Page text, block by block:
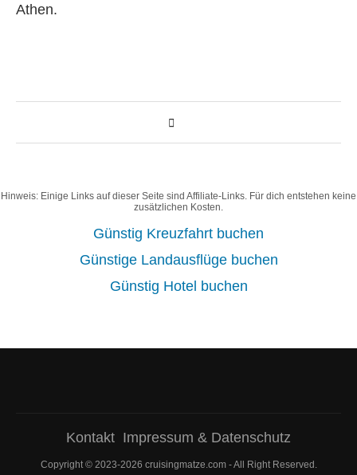
Athen.
Hinweis: Einige Links auf dieser Seite sind Affiliate-Links. Für dich entstehen keine
zusätzlichen Kosten.
Günstig Kreuzfahrt buchen
Günstige Landausflüge buchen
Günstig Hotel buchen
Kontakt Impressum & Datenschutz
Copyright © 2023-2026 cruisingmatze.com - All Right Reserved.